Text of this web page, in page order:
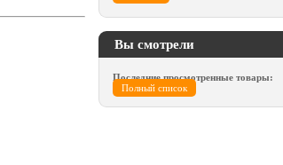
Вы смотрели
Последние просмотренные товары:
Полный список